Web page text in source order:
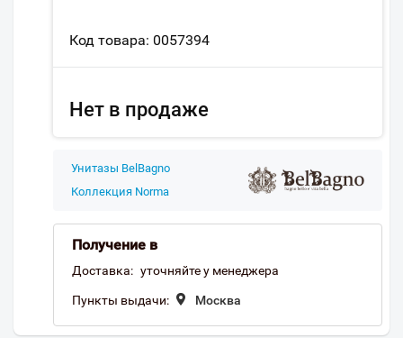
Код товара: 0057394
Нет в продаже
Унитазы BelBagno
Коллекция Norma
Получение в
Доставка: уточняйте у менеджера
Пункты выдачи: Москва